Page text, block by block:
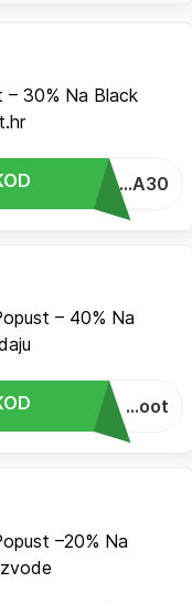
– 30% Na Black
...A30
– 40% Na
...oot
–20% Na